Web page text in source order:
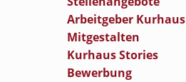
Arbeitgeber Kurhaus
Mitgestalten
Kurhaus Stories
Bewerbung